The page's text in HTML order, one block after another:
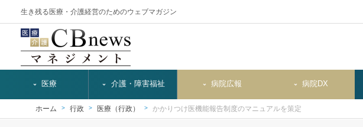
生き残る医療・介護経営のためのウェブマガジン
医療 介護・障害福祉 病院広報 病院DX
ホーム 行政 医療（行政） かかりつけ医機能報告制度のマニュアルを策定